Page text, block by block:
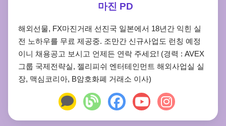
마진 PD
해외선물, FX마진거래 선진국 일본에서 18년간 익힌 실
전 노하우를 무료 제공중. 조만간 신규사업도 런칭 예정
이니 채용공고 보시고 언제든 연락 주세요! (경력 : AVEX
그룹 국제전략실, 젤리피쉬 엔터테인먼트 해외사업실 실
장, 맥심코리아, B암호화폐 거래소 이사)